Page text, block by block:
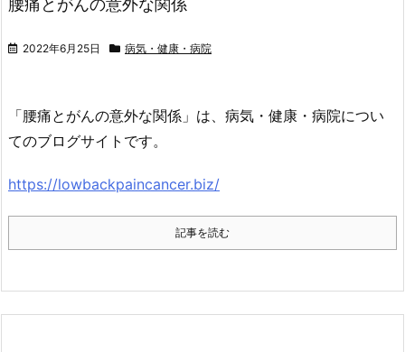
2022年6月25日 病気・健康・病院
「腰痛とがんの意外な関係」は、病気・健康・病院につい
てのブログサイトです。
https://lowbackpaincancer.biz/
記事を読む